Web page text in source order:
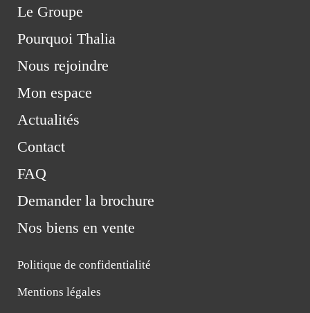
Le Groupe
Pourquoi Thalia
Nous rejoindre
Mon espace
Actualités
Contact
FAQ
Demander la brochure
Nos biens en vente
Politique de confidentialité
Mentions légales